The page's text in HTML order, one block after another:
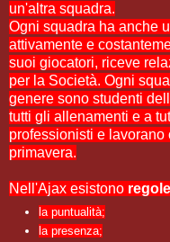
un'altra squadra.
Ogni squadra ha anche
attivamente e
suoi giocatori, riceve
per la Società. Ogni
genere sono studenti
tutti gli allenamenti e a
professionisti e lavorano
primavera.
Nell'Ajax esistono
la puntualità;
la presenza;